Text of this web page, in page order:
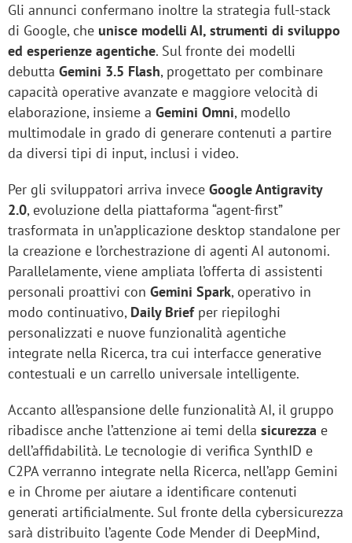
Gli annunci confermano inoltre la strategia full-stack
di Google, che unisce modelli AI, strumenti di sviluppo
ed esperienze agentiche. Sul fronte dei modelli
debutta Gemini 3.5 Flash, progettato per combinare
capacità operative avanzate e maggiore velocità di
elaborazione, insieme a Gemini Omni, modello
multimodale in grado di generare contenuti a partire
da diversi tipi di input, inclusi i video.
Per gli sviluppatori arriva invece Google Antigravity
2.0, evoluzione della piattaforma “agent-first”
trasformata in un’applicazione desktop standalone per
la creazione e l’orchestrazione di agenti AI autonomi.
Parallelamente, viene ampliata l’offerta di assistenti
personali proattivi con Gemini Spark, operativo in
modo continuativo, Daily Briefper riepiloghi
personalizzati e nuove funzionalità agentiche
integrate nella Ricerca, tra cui interfacce generative
contestuali e un carrello universale intelligente.
Accanto all’espansione delle funzionalità AI, il gruppo
ribadisce anche l’attenzione ai temi della sicurezza e
dell’affidabilità. Le tecnologie di verifica SynthID e
C2PA verranno integrate nella Ricerca, nell’app Gemini
e in Chrome per aiutare a identificare contenuti
generati artificialmente. Sul fronte della cybersicurezza
sarà distribuito l’agente Code Mender di DeepMind,